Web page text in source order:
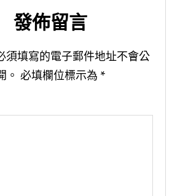
發佈留言
須填寫的電子郵件地址不會公
。 必填欄位標示為 *